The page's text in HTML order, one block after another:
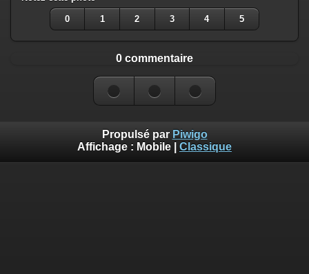
0 1 2 3 4 5
0 commentaire
Propulsé par Piwigo
Affichage : Mobile Classique